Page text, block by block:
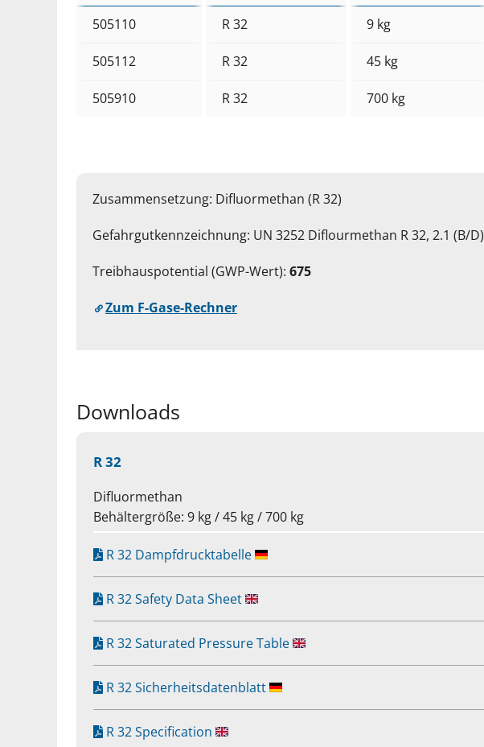
505110
R 32 9 kg
505112 R 32 45 kg
505910 R 32 700 kg
Zusammensetzung: Difluormethan (R 32)
Gefahrgutkennzeichnung: UN 3252 Diflourmethan R 32, 2.1 (B/D)
Treibhauspotential (GWP-Wert): 675
Zum F-Gase-Rechner
Downloads
R 32
Difluormethan
Behältergröße: 9 kg / 45 kg / 700 kg
R 32 Dampfdrucktabelle
R 32 Safety Data Sheet
R 32 Saturated Pressure Table
R 32 Sicherheitsdatenblatt
R 32 Specification